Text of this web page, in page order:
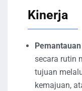
Kinerja
secara rutin
tujuan
kemajuan,